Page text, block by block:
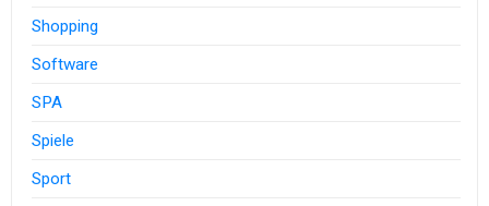
Shopping
Software
SPA
Spiele
Sport